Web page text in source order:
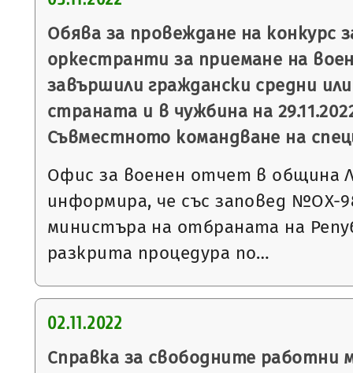
Обява за провеждане на конкурс
оркестранти за приемане на
завършили граждански средни
страната и в чужбина на 29.11.2022
Съвместното командване на
Офис за военен отчет в община
информира, че със заповед №ОХ-
министъра на отбраната на
разкрита процедура по…
02.11.2022
Справка за свободните работни